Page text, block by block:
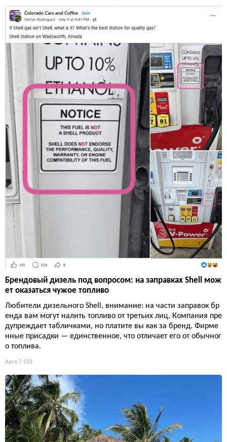
Брендовый дизель под вопросом: на заправках Shell мож
ет оказаться чужое топливо
Любители дизельного Shell, внимание: на части заправок бр
енда вам могут налить топливо от третьих лиц. Компания пре
дупреждает табличками, но платите вы как за бренд. Фирме
нные присадки — единственное, что отличает его от обычног
о топлива.
Авто 7 533